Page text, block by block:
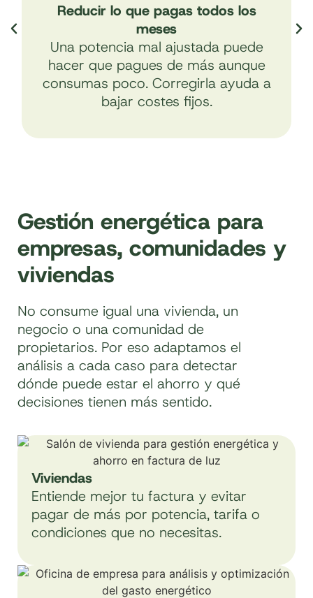
Reducir lo que pagas todos los
meses
Una potencia mal ajustada puede
hacer que pagues de más aunque
consumas poco. Corregirla ayuda a
bajar costes fijos.
Gestión energética para
empresas, comunidades y
viviendas
No consume igual una vivienda, un
negocio o una comunidad de
propietarios. Por eso adaptamos el
análisis a cada caso para detectar
dónde puede estar el ahorro y qué
decisiones tienen más sentido.
Viviendas
Entiende mejor tu factura y evitar
pagar de más por potencia, tarifa o
condiciones que no necesitas.